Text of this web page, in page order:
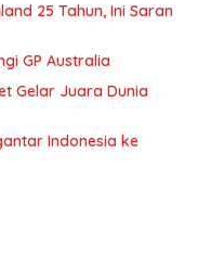
25 Tahun, Ini Saran
GP Australia
Gelar Juara Dunia
Indonesia ke